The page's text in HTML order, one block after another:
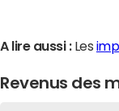
A lire aussi :Les
Revenus des